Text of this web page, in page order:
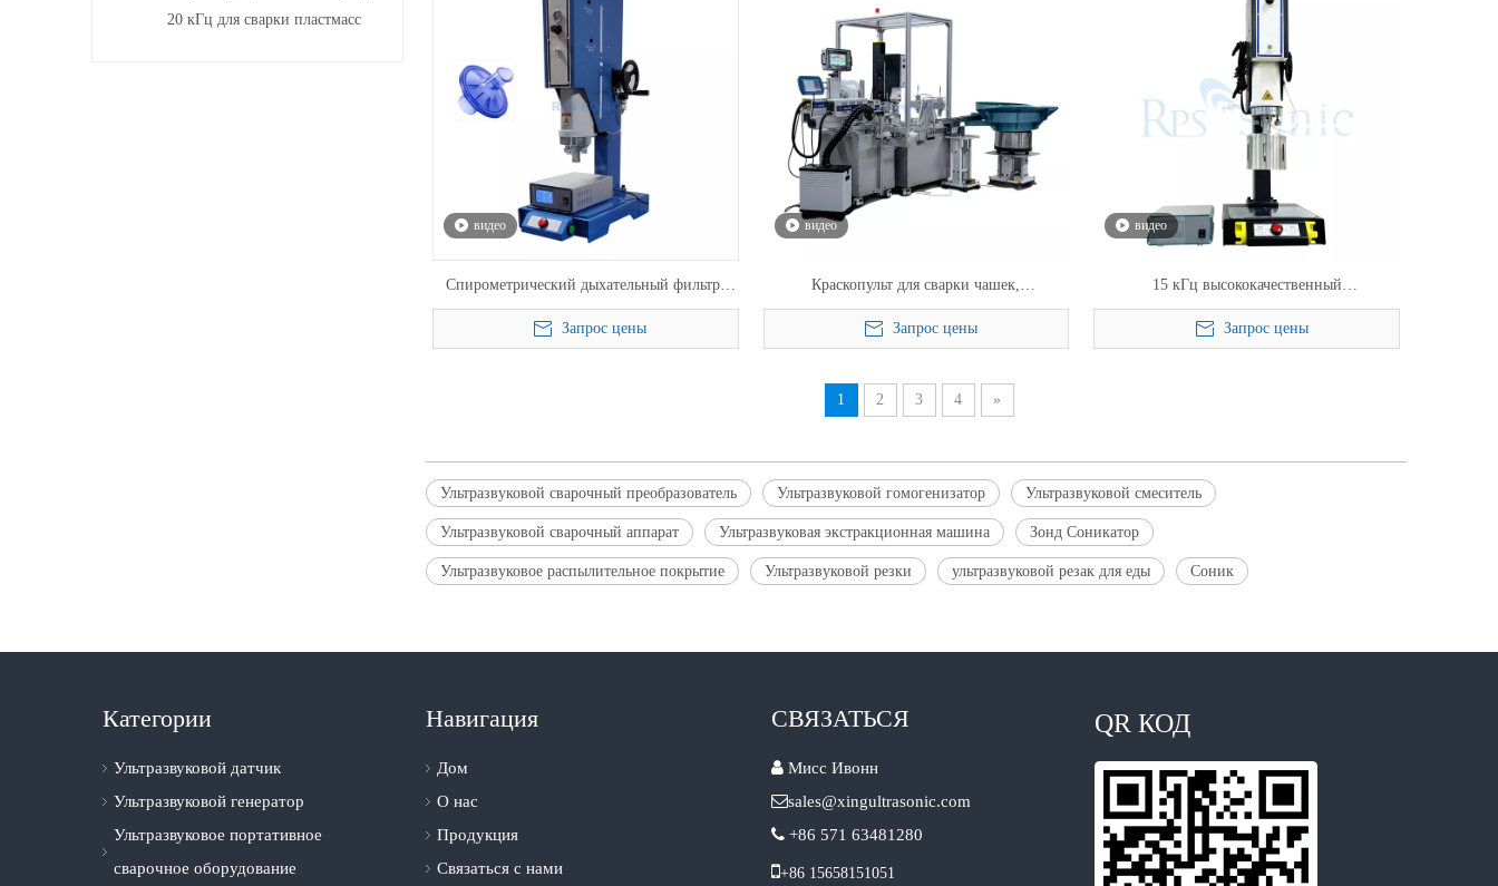
20 кГц для сварки пластмасс
видео
Спирометрический дыхательный фильтр,
автоматический сварочный аппарат,
ультразвуковой сварочный аппарат для
Запрос цены
видео
Краскопульт для сварки чашек,
автоматический ультразвуковой сварочный
аппарат с индексирующим поворотным
Запрос цены
видео
15 кГц высококачественный
индивидуальный звуковой ультразвуковой
сварочный аппарат для сварки пластика с
Запрос цены
1 2 3 4 »
Ультразвуковой сварочный преобразователь Ультразвуковой гомогенизатор Ультразвуковой смеситель
Ультразвуковой сварочный аппарат Ультразвуковая экстракционная машина Зонд Соникатор
Ультразвуковое распылительное покрытие Ультразвуковой резки ультразвуковой резак для еды Соник
Категории
Ультразвуковой датчик
Ультразвуковой генератор
Ультразвуковое портативное
сварочное оборудование
Навигация
Дом
О нас
Продукция
Связаться с нами
СВЯЗАТЬСЯ
 Мисс Ивонн
sales@xingultrasonic.com
 +86 571 63481280
+86 15658151051
QR КОД